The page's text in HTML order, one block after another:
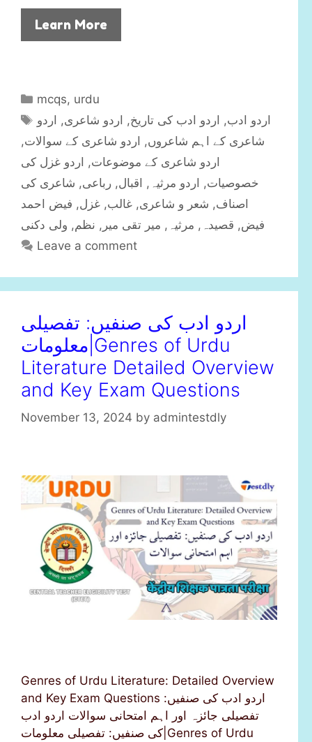
Learn More
C
t
e
g
o
r
i
s
mcqs, urdu
T
a
s
اردو ادب, اردو ادب کی تاریخ, اردو شاعری, اردو
شاعری کے اہم شاعروں, اردو شاعری کے سوالات,
اردو شاعری کے موضوعات, اردو غزل کی
خصوصیات, اردو مرثیہ , اقبال, رباعی, شاعری کی
اصناف, شعر و شاعری, غالب, غزل, فیض احمد
فیض, قصیدہ , مرثیہ , میر تقی میر , نظم, ولی دکنی
Leave a comment
اردو ادب کی صنفیں: تفصیلی
معلومات|Genres of Urdu
Literature Detailed Overview
and Key Exam Questions
November 13, 2024 by admintestdly
Genres of Urdu Literature: Detailed Overview
and Key Exam Questions اردو ادب کی صنفیں:
تفصیلی جائزہ اور اہم امتحانی سوالات اردو ادب
کی صنفیں: تفصیلی معلومات|Genres of Urdu